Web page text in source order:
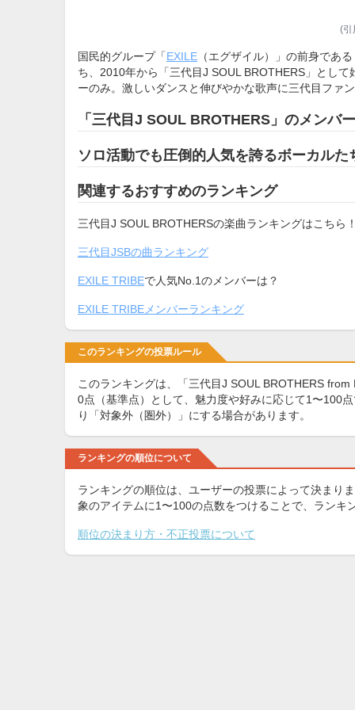
(
国民的グループ「EXILE （エグザイル）」の前身であ
ち、2010年から「三代目J SOUL BROTHERS」とし
ーのみ。激しいダンスと伸びやかな歌声に三代目ファ
「三代目J SOUL BROTHERS」のメンバー
ソロ活動でも圧倒的人気を誇るボーカルた
関連するおすすめのランキング
三代目J SOUL BROTHERSの楽曲ランキングはこちら
三代目JSBの曲ランキング
EXILE TRIBEで人気No.1のメンバーは？
EXILE TRIBEメンバーランキング
このランキングの投票ルール
このランキングは、「三代目J SOUL BROTHERS
0点（基準点）として、魅力度や好みに応じて1〜100
り「対象外（圏外）」にする場合があります。
ランキングの順位について
ランキングの順位は、ユーザーの投票によって決まり
象のアイテムに1〜100の点数をつけることで、ラン
順位の決まり方・不正投票について